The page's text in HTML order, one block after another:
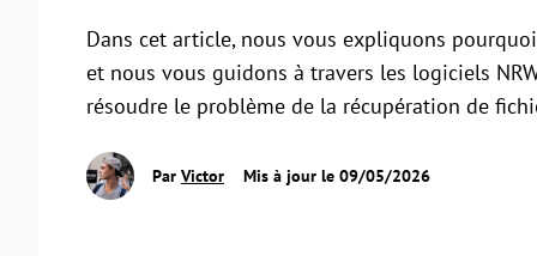
Dans cet article, nous vous expliquons
et nous vous guidons à travers les logiciels
résoudre le problème de la récupération de
Par Victor Mis à jour le 09/05/2026